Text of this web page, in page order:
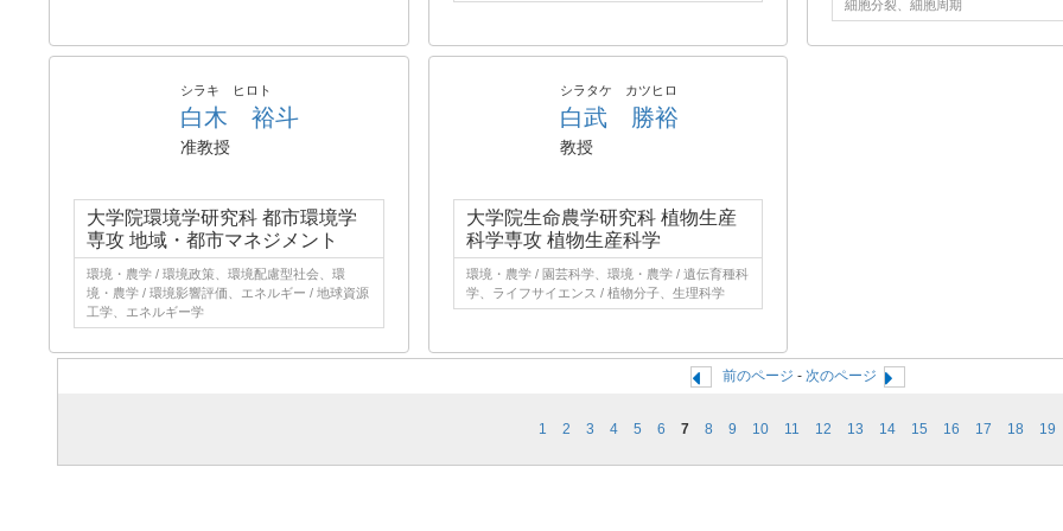
細胞分裂、細胞周期
シラキ ヒロト
白木 裕斗
准教授
大学院環境学研究科 都市環境学
専攻 地域・都市マネジメント
環境・農学 / 環境政策、環境配慮型社会、環
境・農学 / 環境影響評価、エネルギー / 地球資源
工学、エネルギー学
シラタケ カツヒロ
白武 勝裕
教授
大学院生命農学研究科 植物生産
科学専攻 植物生産科学
環境・農学 / 園芸科学、環境・農学 / 遺伝育種科
学、ライフサイエンス / 植物分子、生理科学
前のページ - 次のページ
1 2 3 4 5 6 7 8 9 10 11 12 13 14 15 16 17 18 19